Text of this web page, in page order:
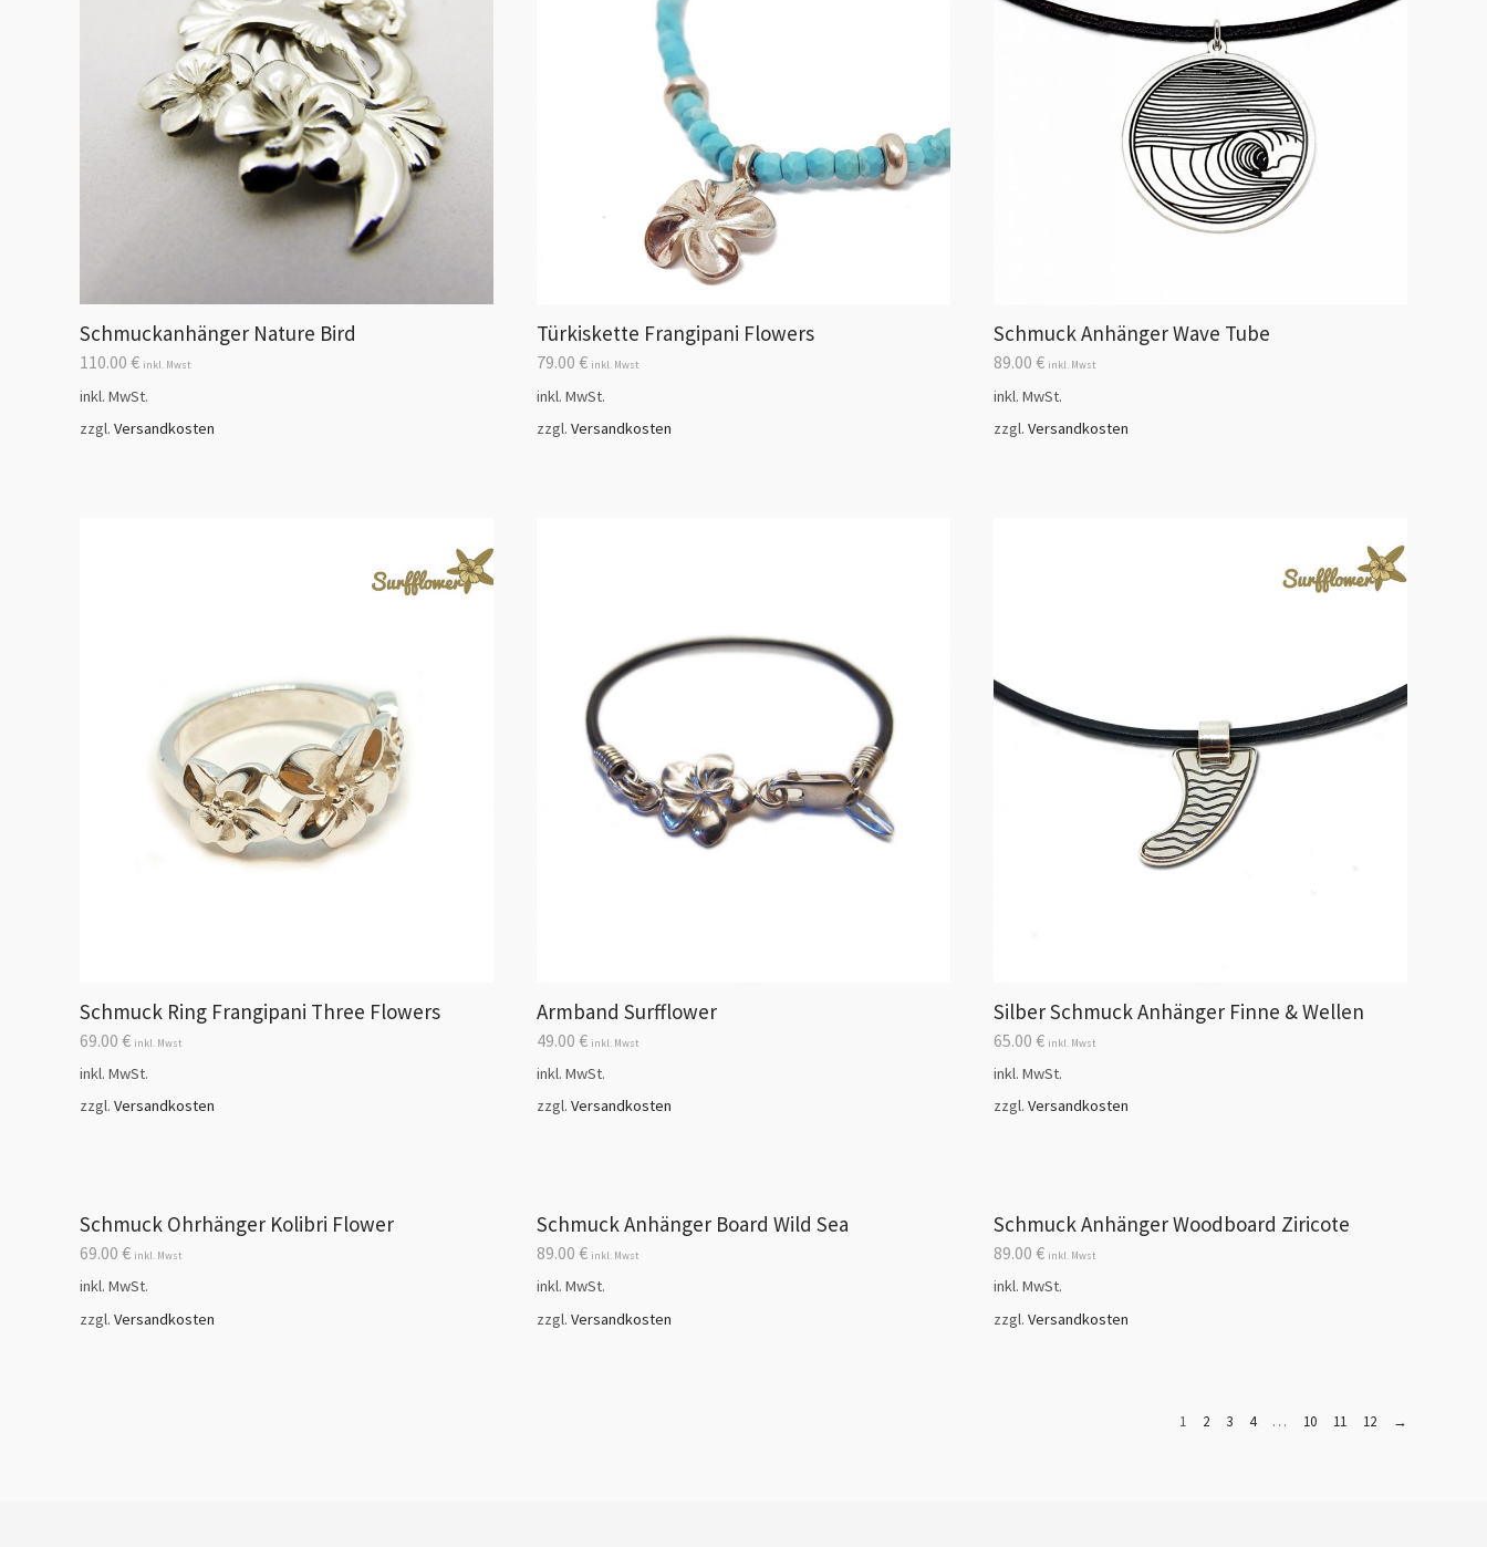
Schmuckanhänger Nature Bird
110.00 € inkl. Mwst
inkl. MwSt.
zzgl. Versandkosten
Türkiskette Frangipani Flowers
79.00€ inkl. Mwst
inkl. MwSt.
zzgl.Versandkosten
Schmuck Anhänger Wave Tube
89.00€ inkl. Mwst
inkl. MwSt.
zzgl.Versandkosten
Schmuck Ring Frangipani Three Flowers
69.00 € inkl. Mwst
inkl. MwSt.
zzgl. Versandkosten
Armband Surfflower
49.00€ inkl. Mwst
inkl. MwSt.
zzgl.Versandkosten
Silber Schmuck Anhänger Finne & Wellen
65.00€ inkl. Mwst
inkl. MwSt.
zzgl.Versandkosten
Schmuck Ohrhänger Kolibri Flower
69.00 € inkl. Mwst
inkl. MwSt.
zzgl. Versandkosten
Schmuck Anhänger Board Wild Sea
89.00€ inkl. Mwst
inkl. MwSt.
zzgl.Versandkosten
Schmuck Anhänger Woodboard Ziricote
89.00€ inkl. Mwst
inkl. MwSt.
zzgl.Versandkosten
1 2 3 4 … 10 11 12 →